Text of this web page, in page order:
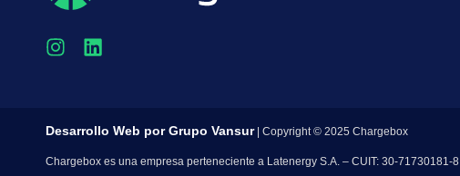
Desarrollo Web porGrupo Vansur| Copyright © 2025 Chargebox
Chargebox es una empresa perteneciente a Latenergy S.A. – CUIT: 30-71730181-8